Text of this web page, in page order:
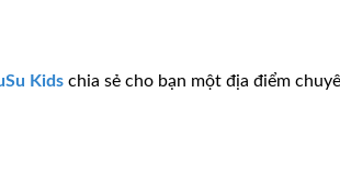
Kids chia sẻ cho bạn một địa điểm